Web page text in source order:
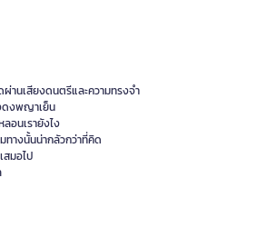
นเสียงดนตรีและความทรงจำ
ดงพญาเย็น
อนเรายังไง
ทางนั้นน่ากลัวกว่าที่คิด
สมอไป